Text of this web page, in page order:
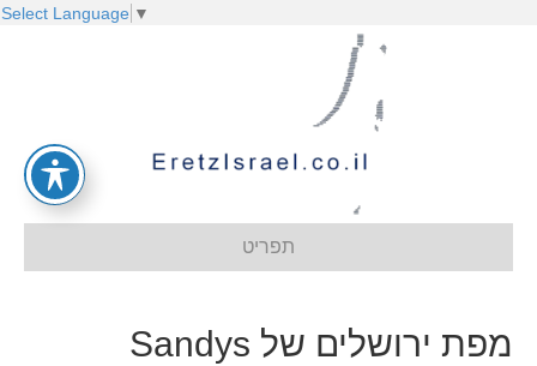
Select Language ▼
תפריט
מפת ירושלים של Sandys